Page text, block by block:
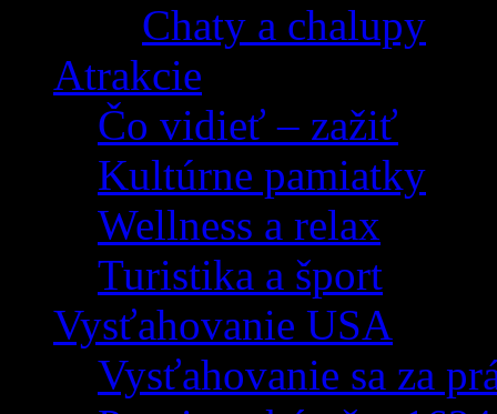
Chaty a chalupy
Atrakcie
Čo vidieť – zažiť
Kultúrne pamiatky
Wellness a relax
Turistika a šport
Vysťahovanie USA
Vysťahovanie sa za